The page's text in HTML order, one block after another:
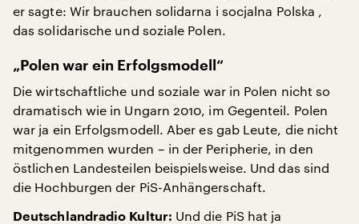
er sagte: Wir brauchen solidarna i socjalna Polska ,
das solidarische und soziale Polen.
„Polen war ein Erfolgsmodell“
Die wirtschaftliche und soziale war in Polen nicht so
dramatisch wie in Ungarn 2010, im Gegenteil. Polen
war ja ein Erfolgsmodell. Aber es gab Leute, die nicht
mitgenommen wurden – in der Peripherie, in den
östlichen Landesteilen beispielsweise. Und das sind
die Hochburgen der PiS-Anhängerschaft.
Deutschlandradio Kultur: Und die PiS hat ja